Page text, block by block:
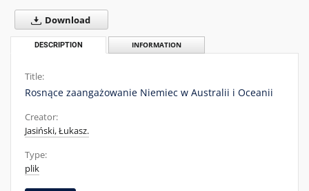
Download
DESCRIPTION INFORMATION
Title:
Rosnące zaangażowanie Niemiec w Australii i Oceanii
Creator:
Jasiński, Łukasz.
Type:
plik